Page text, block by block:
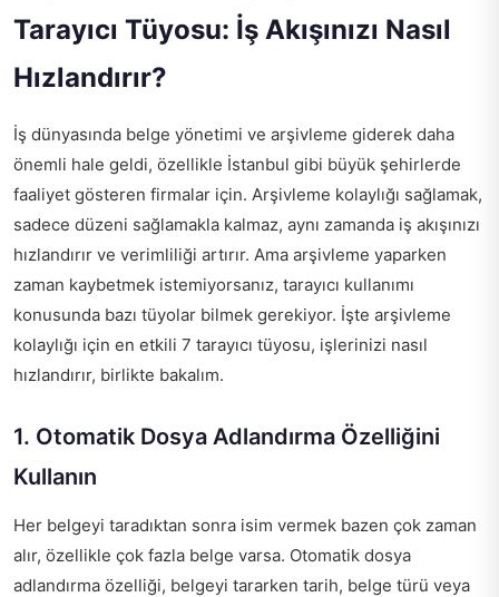
Tarayıcı Tüyosu: İş Akışınızı Nasıl
Hızlandırır?
İş dünyasında belge yönetimi ve arşivleme giderek daha
önemli hale geldi, özellikle İstanbul gibi büyük şehirlerde
faaliyet gösteren firmalar için. Arşivleme kolaylığı sağlamak,
sadece düzeni sağlamakla kalmaz, aynı zamanda iş akışınızı
hızlandırır ve verimliliği artırır. Ama arşivleme yaparken
zaman kaybetmek istemiyorsanız, tarayıcı kullanımı
konusunda bazı tüyolar bilmek gerekiyor. İşte arşivleme
kolaylığı için en etkili 7 tarayıcı tüyosu, işlerinizi nasıl
hızlandırır, birlikte bakalım.
1. Otomatik Dosya Adlandırma Özelliğini
Kullanın
Her belgeyi taradıktan sonra isim vermek bazen çok zaman
alır, özellikle çok fazla belge varsa. Otomatik dosya
adlandırma özelliği, belgeyi tararken tarih, belge türü veya